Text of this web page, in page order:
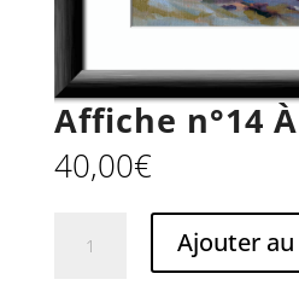
Affiche n°14
40,00€
Ajouter